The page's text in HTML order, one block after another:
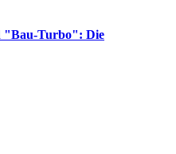
"Bau-Turbo": Die